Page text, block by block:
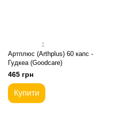
1
Артплюс (Arthplus) 60 капс -
Гудкеа (Goodcare)
465 грн
Купити